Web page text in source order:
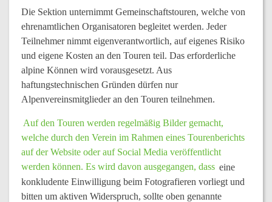
Die Sektion unternimmt Gemeinschaftstouren, welche von
ehrenamtlichen Organisatoren begleitet werden. Jeder
Teilnehmer nimmt eigenverantwortlich, auf eigenes Risiko
und eigene Kosten an den Touren teil. Das erforderliche
alpine Können wird vorausgesetzt. Aus
haftungstechnischen Gründen dürfen nur
Alpenvereinsmitglieder an den Touren teilnehmen.
Auf den Touren werden regelmäßigBildergemacht,
welche durch den Verein im Rahmen eines Tourenberichts
auf derWebsite oder auf Social Media veröffentlicht
werden können. Es wird davon ausgegangen, dass eine
konkludente Einwilligung beim Fotografieren vorliegt und
bitten um aktiven Widerspruch, sollte oben genannte